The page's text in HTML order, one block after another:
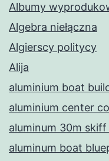
Albumy
Algebra niełączna
Algierscy politycy
Alija
aluminium boat
aluminium center
aluminum 30m skiff
aluminum boat